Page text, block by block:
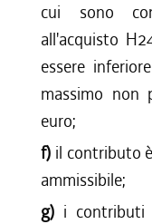
cui sono
all'acquisto
essere
massimo non
euro;
f) il contributo
ammissibile;
g) i contributi